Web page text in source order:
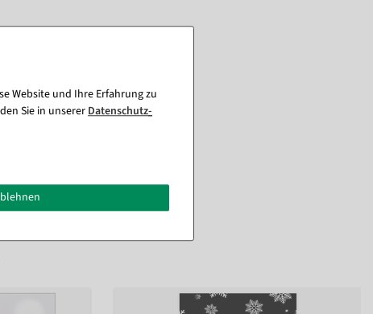
Website und Ihre Erfahrung zu
Sie in unsererDaten­schutz­